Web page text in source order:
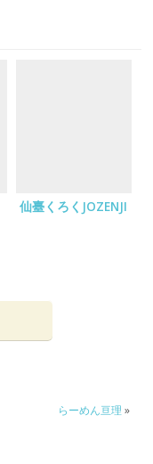
仙臺くろくJOZENJI
らーめん亘理 »